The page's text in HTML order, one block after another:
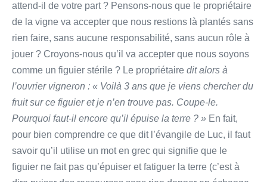
attend-il de votre part ? Pensons-nous que le propriétaire
de la vigne va accepter que nous restions là plantés sans
rien faire, sans aucune responsabilité, sans aucun rôle à
jouer ? Croyons-nous qu’il va accepter que nous soyons
comme un figuier stérile ? Le propriétaire dit alors à
l’ouvrier vigneron : « Voilà 3 ans que je viens chercher du
fruit sur ce figuier et je n’en trouve pas. Coupe-le.
Pourquoi faut-il encore qu’il épuise la terre ? » En fait,
pour bien comprendre ce que dit l’évangile de Luc, il faut
savoir qu’il utilise un mot en grec qui signifie que le
figuier ne fait pas qu’épuiser et fatiguer la terre (c’est à